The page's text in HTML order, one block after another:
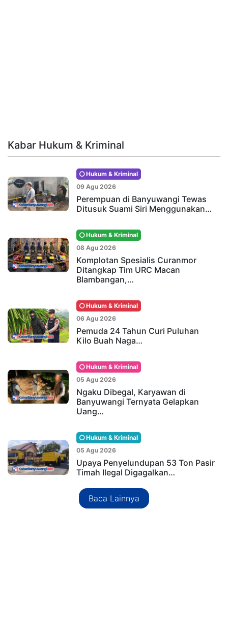
Kabar Hukum & Kriminal
Hukum & Kriminal
09 Agu 2026
Perempuan di Banyuwangi Tewas
Ditusuk Suami Siri Menggunakan…
Hukum & Kriminal
08 Agu 2026
Komplotan Spesialis Curanmor
Ditangkap Tim URC Macan
Blambangan,…
Hukum & Kriminal
06 Agu 2026
Pemuda 24 Tahun Curi Puluhan
Kilo Buah Naga…
Hukum & Kriminal
05 Agu 2026
Ngaku Dibegal, Karyawan di
Banyuwangi Ternyata Gelapkan
Uang…
Hukum & Kriminal
05 Agu 2026
Upaya Penyelundupan 53 Ton Pasir
Timah Ilegal Digagalkan…
Baca Lainnya